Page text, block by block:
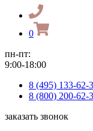
0
пн-пт:
9:00-18:00
8 (495) 133-62-
8 (800) 200-62-
заказать звонок